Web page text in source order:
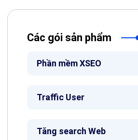
Các gói sản phẩm
Phần mềm XSEO
Traffic User
Tăng search Web